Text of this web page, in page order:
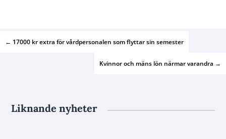
← 17000 kr extra för vårdpersonalen som flyttar sin semester
Kvinnor och mäns lön närmar varandra →
Liknande nyheter